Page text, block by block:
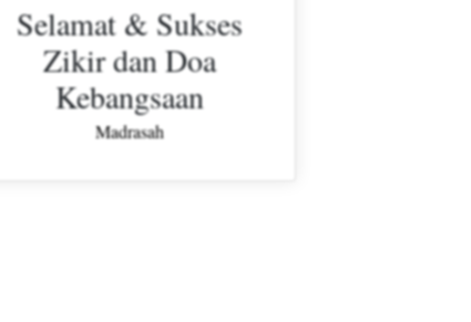
Selamat & Sukses
Zikir dan Doa
Kebangsaan
Madrasah